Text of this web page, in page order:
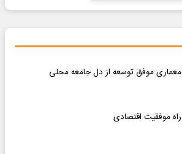
معماری موفق توسعه از دل جامعه محلی
راه موفقیت اقتصادی